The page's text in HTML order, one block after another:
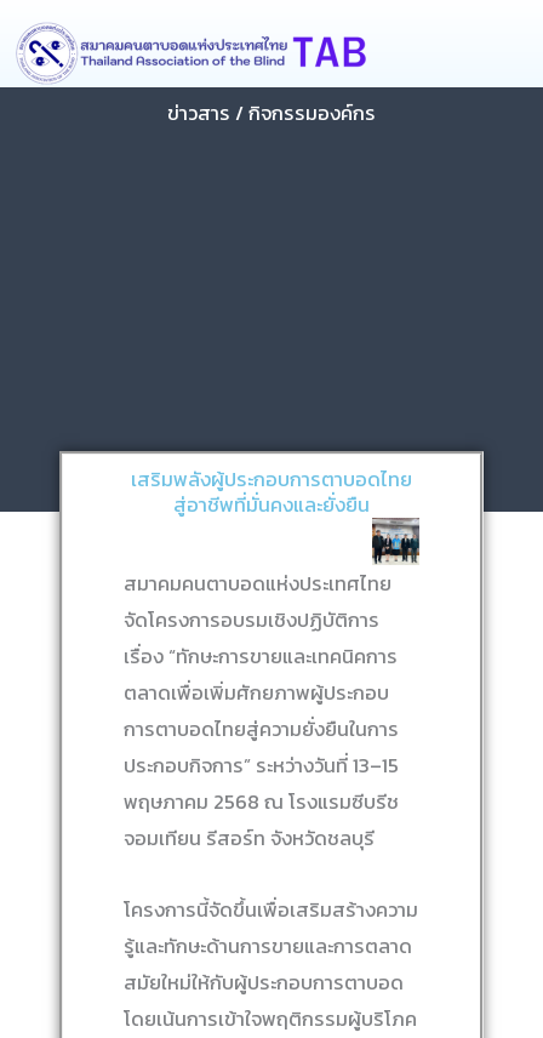
content
Skip
to
content
ข่าวสาร / กิจกรรมองค์กร
เสริมพลังผู้ประกอบการตาบอดไทย
สู่อาชีพที่มั่นคงและยั่งยืน
สมาคมคนตาบอดแห่งประเทศไทย
จัดโครงการอบรมเชิงปฏิบัติการ
เรื่อง “ทักษะการขายและเทคนิคการ
ตลาดเพื่อเพิ่มศักยภาพผู้ประกอบ
การตาบอดไทยสู่ความยั่งยืนในการ
ประกอบกิจการ” ระหว่างวันที่ 13–15
พฤษภาคม 2568 ณ โรงแรมซีบรีช
จอมเทียน รีสอร์ท จังหวัดชลบุรี
โครงการนี้จัดขึ้นเพื่อเสริมสร้างความ
รู้และทักษะด้านการขายและการตลาด
สมัยใหม่ให้กับผู้ประกอบการตาบอด
โดยเน้นการเข้าใจพฤติกรรมผู้บริโภค